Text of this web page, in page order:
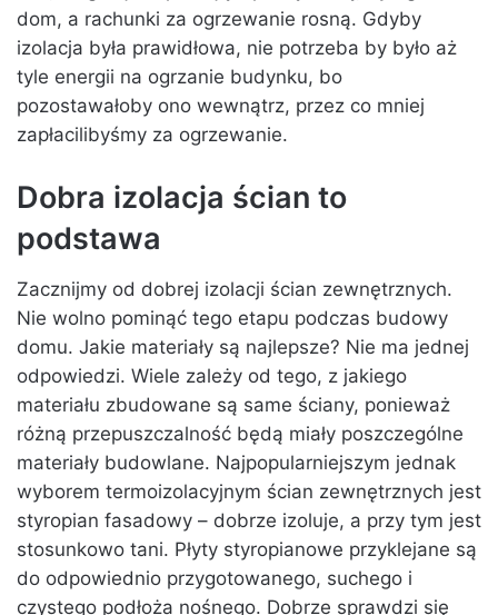
dom, a rachunki za ogrzewanie rosną. Gdyby
izolacja była prawidłowa, nie potrzeba by było aż
tyle energii na ogrzanie budynku, bo
pozostawałoby ono wewnątrz, przez co mniej
zapłacilibyśmy za ogrzewanie.
Dobra izolacja ścian to
podstawa
Zacznijmy od dobrej izolacji ścian zewnętrznych.
Nie wolno pominąć tego etapu podczas budowy
domu. Jakie materiały są najlepsze? Nie ma jednej
odpowiedzi. Wiele zależy od tego, z jakiego
materiału zbudowane są same ściany, ponieważ
różną przepuszczalność będą miały poszczególne
materiały budowlane. Najpopularniejszym jednak
wyborem termoizolacyjnym ścian zewnętrznych jest
styropian fasadowy – dobrze izoluje, a przy tym jest
stosunkowo tani. Płyty styropianowe przyklejane są
do odpowiednio przygotowanego, suchego i
czystego podłoża nośnego. Dobrze sprawdzi się